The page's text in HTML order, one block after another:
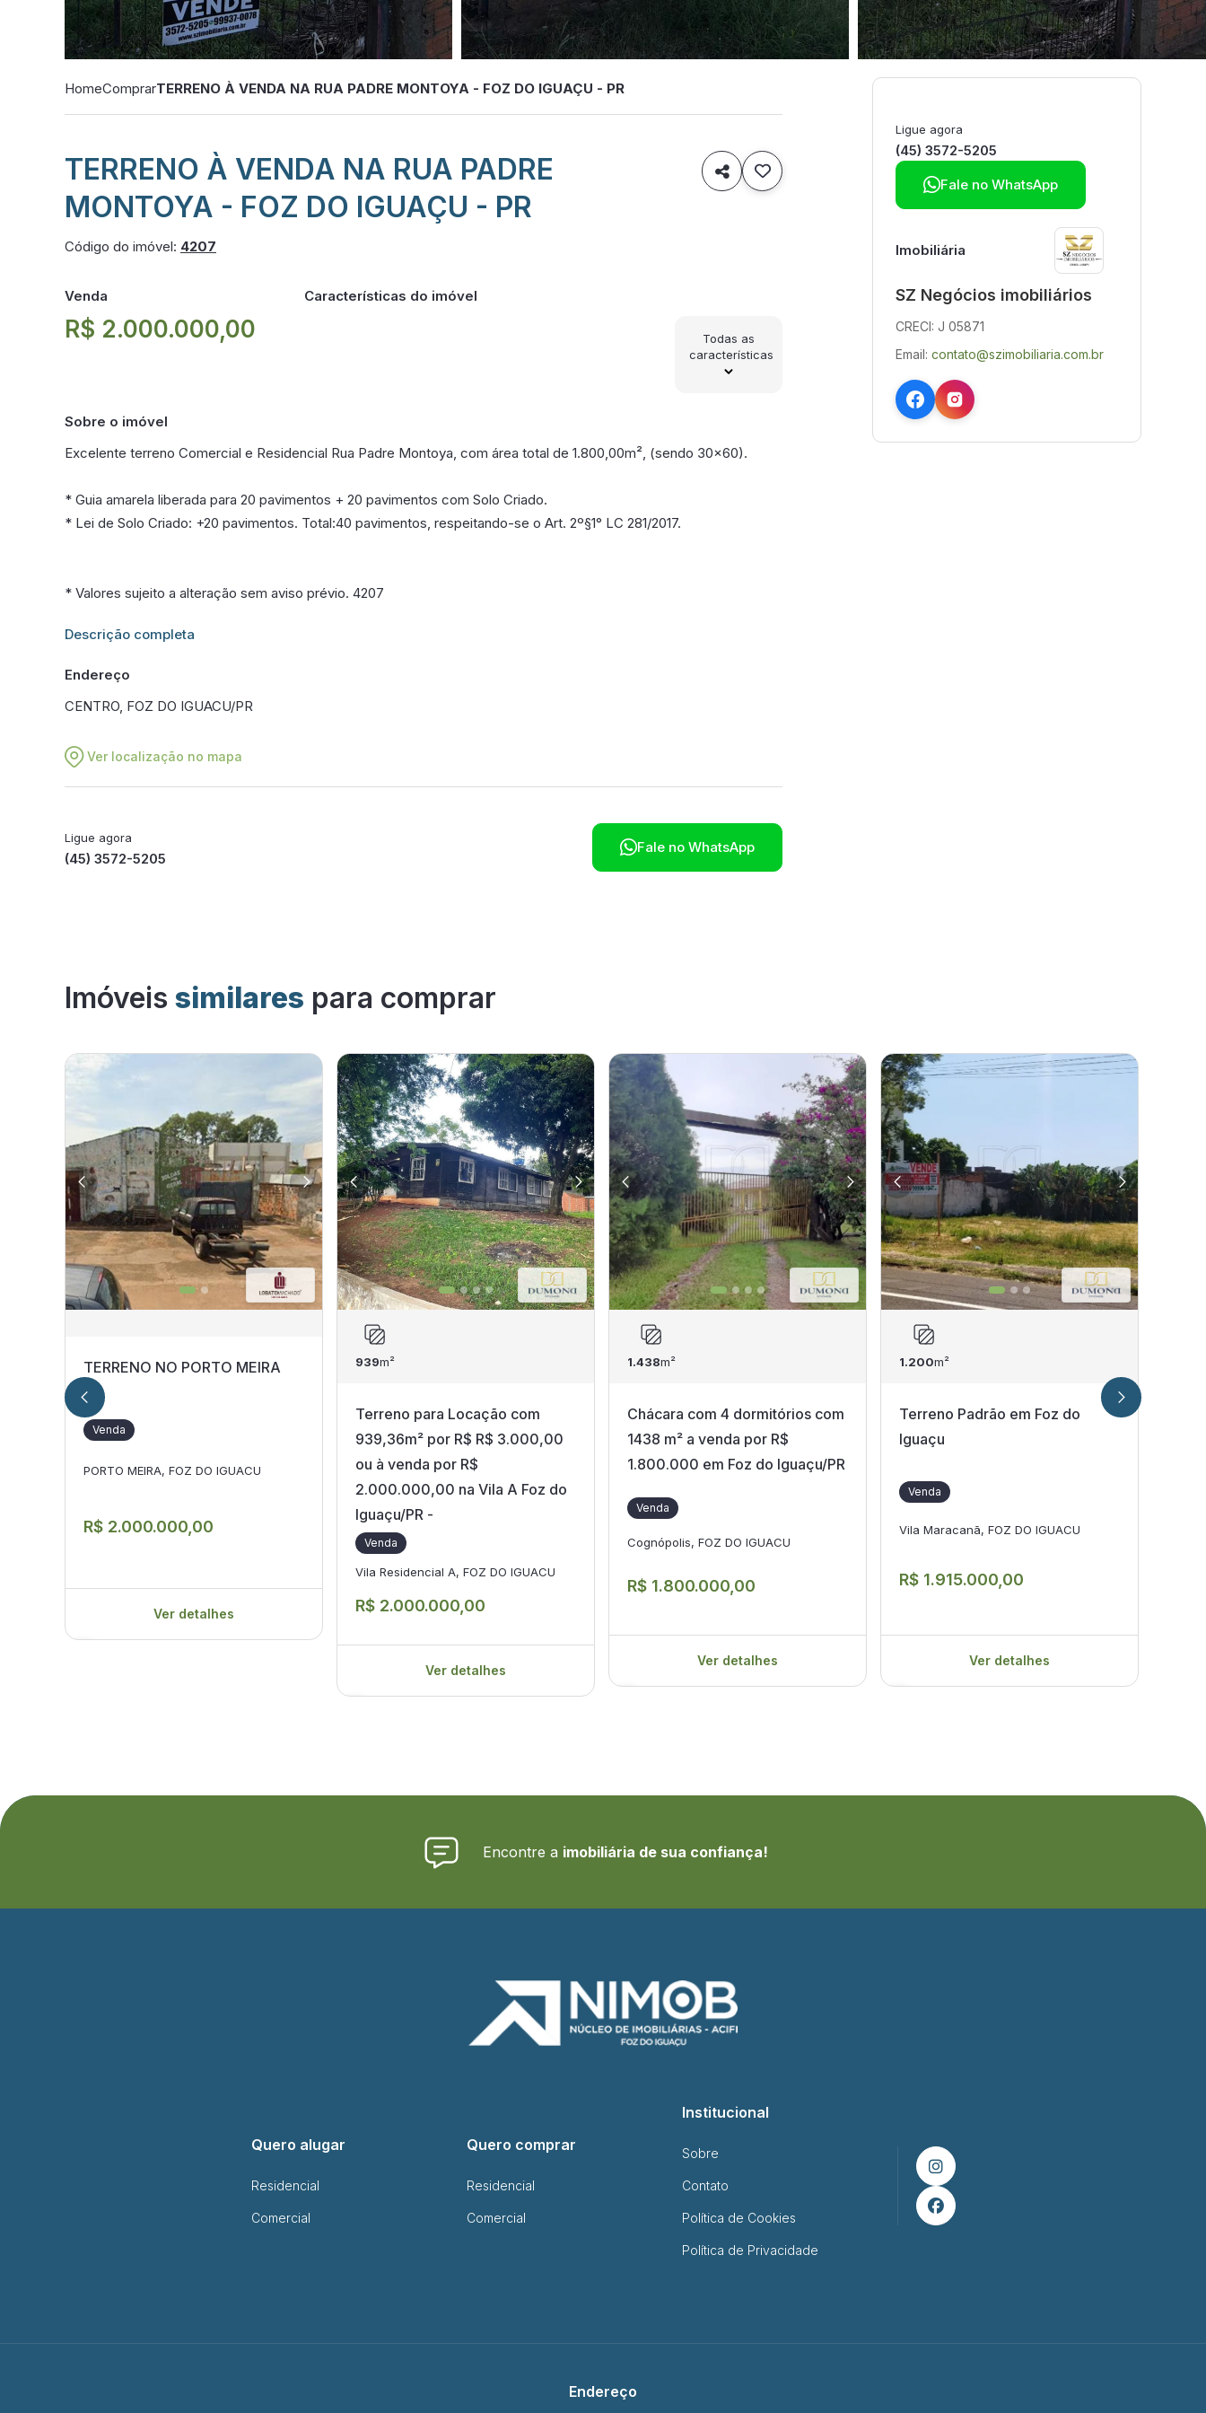
HomeComprarTERRENO À VENDA NA RUA PADRE MONTOYA - FOZ DO IGUAÇU - PR
TERRENO À VENDA NA RUA PADRE
MONTOYA - FOZ DO IGUAÇU - PR

Código do imóvel: 4207
Venda
R$ 2.000.000,00
Características do imóvel
Todas as
características
Sobre o imóvel
Excelente terreno Comercial e Residencial Rua Padre Montoya, com área total de 1.800,00m², (sendo 30x60).
* Guia amarela liberada para 20 pavimentos + 20 pavimentos com Solo Criado.
* Lei de Solo Criado: +20 pavimentos. Total:40 pavimentos, respeitando-se o Art. 2º§1° LC 281/2017.
* Valores sujeito a alteração sem aviso prévio. 4207
Informações adicionais sobre este imóvel estarão disponíveis em breve.
Descrição completa
Endereço
CENTRO, FOZ DO IGUACU/PR
Ver localização no mapa
Ligue agora
(45) 3572-5205
Fale no WhatsApp
Ligue agora
(45) 3572-5205
Fale no WhatsApp
Imobiliária
SZ Negócios imobiliários
CRECI: J 05871
Email: contato@szimobiliaria.com.br
Imóveis similares para comprar
TERRENO NO PORTO MEIRA
Venda
PORTO MEIRA, FOZ DO IGUACU
R$ 2.000.000,00
Ver detalhes
939m²
Terreno para Locação com
939,36m² por R$ R$ 3.000,00
ou à venda por R$
2.000.000,00 na Vila A Foz do
Iguaçu/PR -
Venda
Vila Residencial A, FOZ DO IGUACU
R$ 2.000.000,00
Ver detalhes
1.438m²
Chácara com 4 dormitórios com
1438 m² a venda por R$
1.800.000 em Foz do Iguaçu/PR
Venda
Cognópolis, FOZ DO IGUACU
R$ 1.800.000,00
Ver detalhes
1.200m²
Terreno Padrão em Foz do
Iguaçu
Venda
Vila Maracanã, FOZ DO IGUACU
R$ 1.915.000,00
Ver detalhes
Encontre a imobiliária de sua confiança!
Quero alugar
Residencial
Comercial
Quero comprar
Residencial
Comercial
Institucional
Sobre
Contato
Política de Cookies
Política de Privacidade


Endereço